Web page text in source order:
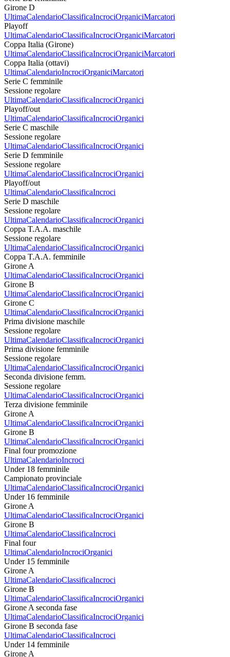
Girone D
UltimaCalendarioClassificaIncrociOrganiciMarcatori
Playoff
UltimaCalendarioClassificaIncrociOrganiciMarcatori
Coppa Italia (Girone)
UltimaCalendarioClassificaIncrociOrganiciMarcatori
Coppa Italia (ottavi)
UltimaCalendarioIncrociOrganiciMarcatori
Serie C femminile
Sessione regolare
UltimaCalendarioClassificaIncrociOrganici
Playoff/out
UltimaCalendarioClassificaIncrociOrganici
Serie C maschile
Sessione regolare
UltimaCalendarioClassificaIncrociOrganici
Serie D femminile
Sessione regolare
UltimaCalendarioClassificaIncrociOrganici
Playoff/out
UltimaCalendarioClassificaIncroci
Serie D maschile
Sessione regolare
UltimaCalendarioClassificaIncrociOrganici
Coppa T.A.A. maschile
Sessione regolare
UltimaCalendarioClassificaIncrociOrganici
Coppa T.A.A. femminile
Girone A
UltimaCalendarioClassificaIncrociOrganici
Girone B
UltimaCalendarioClassificaIncrociOrganici
Girone C
UltimaCalendarioClassificaIncrociOrganici
Prima divisione maschile
Sessione regolare
UltimaCalendarioClassificaIncrociOrganici
Prima divisione femminile
Sessione regolare
UltimaCalendarioClassificaIncrociOrganici
Seconda divisione femm.
Sessione regolare
UltimaCalendarioClassificaIncrociOrganici
Terza divisione femminile
Girone A
UltimaCalendarioClassificaIncrociOrganici
Girone B
UltimaCalendarioClassificaIncrociOrganici
Final four promozione
UltimaCalendarioIncroci
Under 18 femminile
Campionato provinciale
UltimaCalendarioClassificaIncrociOrganici
Under 16 femminile
Girone A
UltimaCalendarioClassificaIncrociOrganici
Girone B
UltimaCalendarioClassificaIncroci
Final four
UltimaCalendarioIncrociOrganici
Under 15 femminile
Girone A
UltimaCalendarioClassificaIncroci
Girone B
UltimaCalendarioClassificaIncrociOrganici
Girone A seconda fase
UltimaCalendarioClassificaIncrociOrganici
Girone B seconda fase
UltimaCalendarioClassificaIncroci
Under 14 femminile
Girone A